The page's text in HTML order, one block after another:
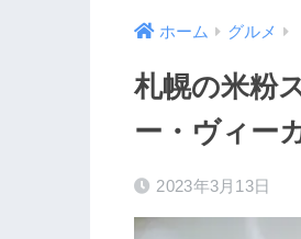
ホーム グルメ
札幌の米粉
ー・ヴィー
2023年3月13日